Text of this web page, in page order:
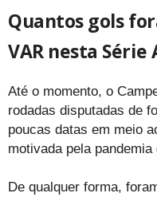
Quantos gols
VAR nesta Série
Até o momento, o
rodadas disputadas de
poucas datas em meio
motivada pela
De qualquer forma,